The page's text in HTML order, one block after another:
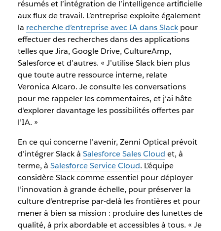
résumés et l’intégration de l’intelligence artificielle
aux flux de travail. L’entreprise exploite également
la recherche d’entreprise avec IA dans Slackpour
effectuer des recherches dans des applications
telles que Jira, Google Drive, CultureAmp,
Salesforce et d’autres. « J’utilise Slack bien plus
que toute autre ressource interne, relate
Veronica Alcaro. Je consulte les conversations
pour me rappeler les commentaires, et j’ai hâte
d’explorer davantage les possibilités offertes par
l’IA. »
En ce qui concerne l’avenir, Zenni Optical prévoit
d’intégrer Slack à Salesforce Sales Cloud et, à
terme, à Salesforce Service Cloud. L’équipe
considère Slack comme essentiel pour déployer
l’innovation à grande échelle, pour préserver la
culture d’entreprise par-delà les frontières et pour
mener à bien sa mission : produire des lunettes de
qualité, à prix abordable et accessibles à tous. « Je